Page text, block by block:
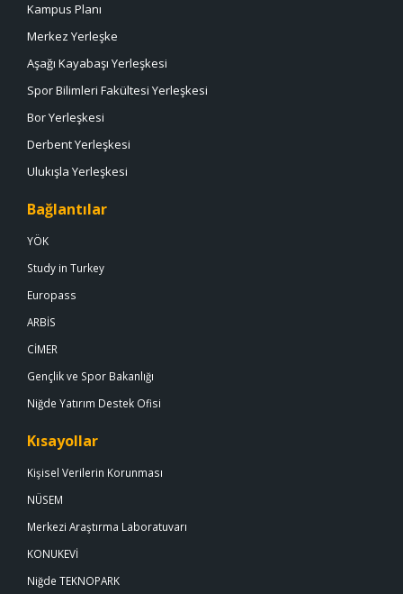
Kampus Planı
Merkez Yerleşke
Aşağı Kayabaşı Yerleşkesi
Spor Bilimleri Fakültesi Yerleşkesi
Bor Yerleşkesi
Derbent Yerleşkesi
Ulukışla Yerleşkesi
Bağlantılar
YÖK
Study in Turkey
Europass
ARBİS
CİMER
Gençlik ve Spor Bakanlığı
Niğde Yatırım Destek Ofisi
Kısayollar
Kişisel Verilerin Korunması
NÜSEM
Merkezi Araştırma Laboratuvarı
KONUKEVİ
Niğde TEKNOPARK